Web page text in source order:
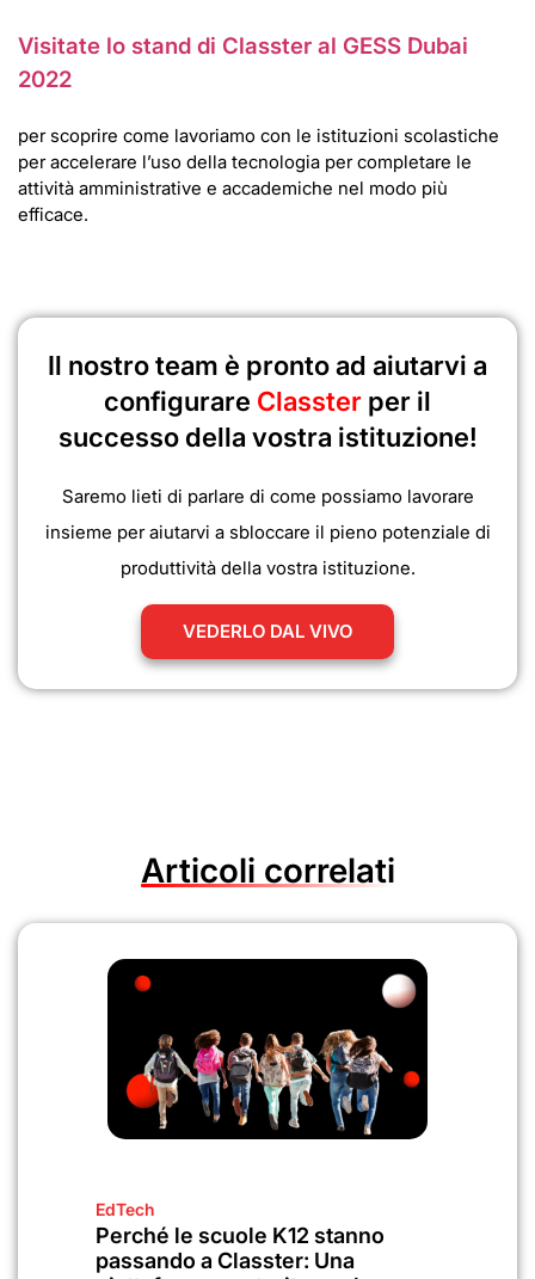
Visitate lo stand di Classter al GESS Dubai
2022
per scoprire come lavoriamo con le istituzioni scolastiche
per accelerare l’uso della tecnologia per completare le
attività amministrative e accademiche nel modo più
efficace.
Il nostro team è pronto ad aiutarvi a
configurare Classter per il
successo della vostra istituzione!
Saremo lieti di parlare di come possiamo lavorare
insieme per aiutarvi a sbloccare il pieno potenziale di
produttività della vostra istituzione.
VEDERLO DAL VIVO
Articoli correlati
EdTech
Perché le scuole K12 stanno
passando a Classter: Una